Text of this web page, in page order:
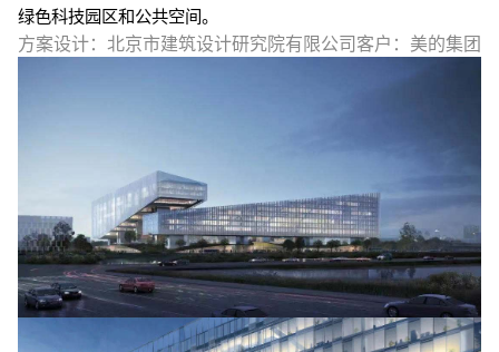
绿色科技园区和公共空间。
方案设计：北京市建筑设计研究院有限公司客户：美的集团